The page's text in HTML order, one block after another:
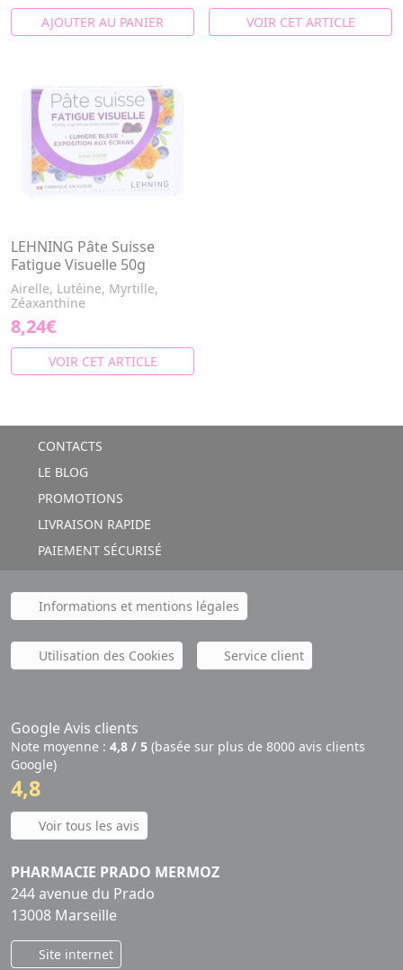
AJOUTER AU PANIER VOIR CET ARTICLE
LEHNING Pâte Suisse
Fatigue Visuelle 50g
Airelle, Lutéine, Myrtille,
Zéaxanthine
8,24€
VOIR CET ARTICLE
CONTACTS
LE BLOG
PROMOTIONS
LIVRAISON RAPIDE
PAIEMENT SÉCURISÉ
Informations et mentions légales
Utilisation des Cookies Service client
Google Avis clients
Note moyenne : 4,8 / 5 (basée sur plus de 8000 avis clients
Google)
4,8
Voir tous les avis
PHARMACIE PRADO MERMOZ
244 avenue du Prado
13008 Marseille
Site internet